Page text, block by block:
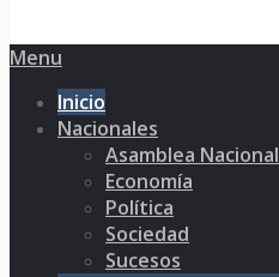
Menu
Inicio
Nacionales
Asamblea Nacional
Economía
Política
Sociedad
Sucesos